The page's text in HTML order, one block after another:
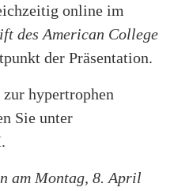
online im
des American College
der Präsentation.
hypertrophen
Sie unter
am Montag, 8. April